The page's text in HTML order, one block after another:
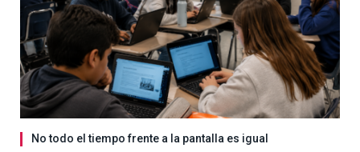
No todo el tiempo frente a la pantalla es igual